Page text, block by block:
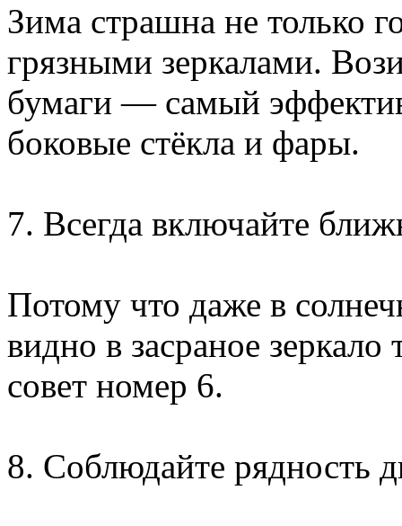
Зима страшна не только
грязными зеркалами.
бумаги — самый
боковые стёкла и фары.
7. Всегда включайте
Потому что даже в
видно в засраное
совет номер 6.
8. Соблюдайте рядность